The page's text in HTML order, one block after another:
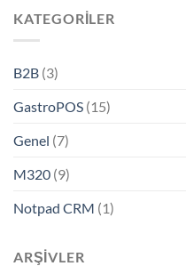
KATEGORILER
B2B (3)
GastroPOS (15)
Genel (7)
M320 (9)
Notpad CRM (1)
ARŞIVLER